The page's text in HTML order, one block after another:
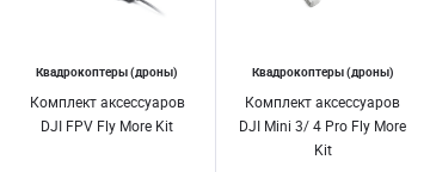
Квадрокоптеры (дроны)
Комплект аксессуаров
DJI FPV Fly More Kit
Квадрокоптеры (дроны)
Комплект аксессуаров
DJI Mini 3/ 4 Pro Fly More
Kit